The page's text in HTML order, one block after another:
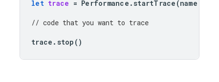
let trace = Performance . startTrace (name
// code that you want to trace
trace . stop ()